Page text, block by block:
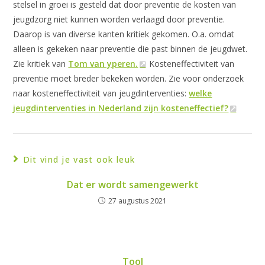
stelsel in groei is gesteld dat door preventie de kosten van
jeugdzorg niet kunnen worden verlaagd door preventie.
Daarop is van diverse kanten kritiek gekomen. O.a. omdat
alleen is gekeken naar preventie die past binnen de jeugdwet.
Zie kritiek van Tom van yperen.
Kosteneffectiviteit van
preventie moet breder bekeken worden. Zie voor onderzoek
naar kosteneffectiviteit van jeugdinterventies:welke
jeugdinterventies in Nederland zijn kosteneffectief?
Dit vind je vast ook leuk
Dat er wordt samengewerkt
27 augustus 2021
Tool